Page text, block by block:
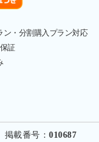
ン・分割購入プラン対応
証
掲載番号：010687